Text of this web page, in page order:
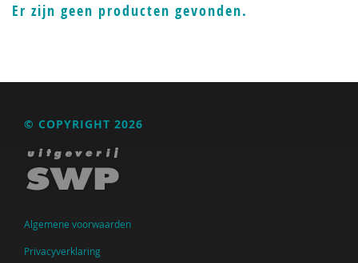
Er zijn geen producten gevonden.
© COPYRIGHT 2026
Algemene voorwaarden
Privacyverklaring